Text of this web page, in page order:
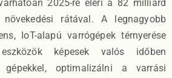
2025-re eléri a 82 milliárd
rátával. A legnagyobb
IoT-alapú varrógépek térnyerése
képesek valós időben
gépekkel, optimalizálni a varrási